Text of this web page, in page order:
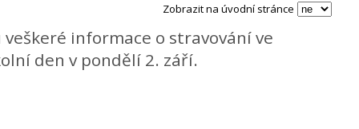
Zobrazit na úvodní stránce
informace o stravování ve
den v pondělí 2. září.